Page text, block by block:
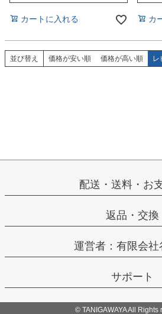
カートに入れる カ
並び替え 価格が安い順 価格が高い順 レ
配送・送料・お
返品・交換
運営者：有限会社
サポート
© TANIGAWAYA All Rights